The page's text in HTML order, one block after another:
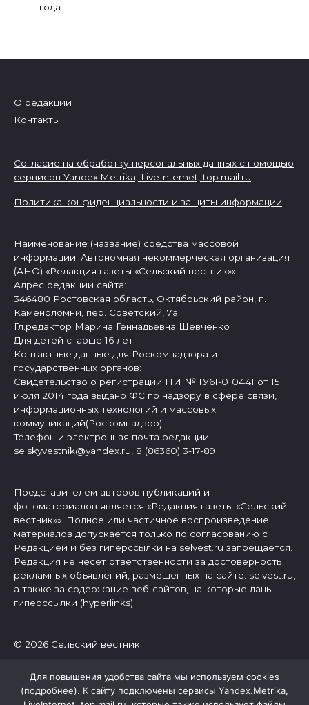
года.
О редакции
Контакты
Согласие на обработку персональных данных с помощью
сервисов Yandex.Metrika, LiveInternet,top.mail.ru
Политика конфиденциальности и защиты информации
Наименование (название) средства массовой
информации: Автономная некоммерческая организация
(АНО) «Редакция газеты «Сельский вестник»»
Адрес редакции сайта:
346480 Ростовская область, Октябрьский район, п.
Каменоломни, пер. Советский, 7а
Гл.редактор Марина Геннадьевна Шевченко
Для детей старше 16 лет.
Контактные данные для Роскомнадзора и
государственных органов:
Свидетельство о регистрации ПИ № ТУ61-010441 от 15
июля 2014 года выдано ФС по надзору в сфере связи,
информационных технологий и массовых
коммуникаций(Роскомнадзор)
Телефон и электронная почта редакции:
selskyvestnik@yandex.ru, 8 (86360) 3-17-89
Представителем авторов публикаций и
фотоматериалов является «Редакция газеты «Сельский
вестник»». Полное или частичное воспроизведение
материалов допускается только по согласованию с
Редакцией и без гиперссылки на selvest.ru запрещается.
Редакция не несет ответственности за достоверность
рекламных объявлений, размещенных на сайте: selvest.ru,
а также за содержание веб-сайтов, на которые даны
гиперссылки (hyperlinks).
© 2026 Сельский вестник
Для повышения удобства сайта мы используем cookies
(подробнее). К сайту подключены сервисы Yandex.Metrika,